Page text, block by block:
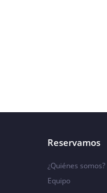
Reservamos
¿Quiénes somos?
Equipo